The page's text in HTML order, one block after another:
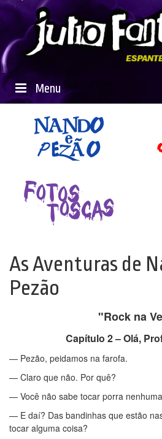
Menu
As Aventuras de
Pezão
"Rock na
Capítulo 2 – Olá,
— Pezão, peidamos na farofa.
— Claro que não. Por quê?
— Você não sabe tocar porra
— E daí? Das bandinhas que estão
tocar alguma coisa?